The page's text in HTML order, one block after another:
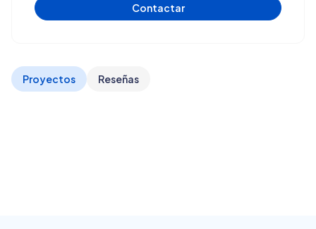
Contactar
Proyectos Reseñas